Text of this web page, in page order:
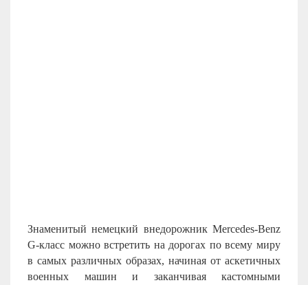
Знаменитый немецкий внедорожник Mercedes-Benz
G-класс можно встретить на дорогах по всему миру
в самых различных образах, начиная от аскетичных
военных машин и заканчивая кастомными